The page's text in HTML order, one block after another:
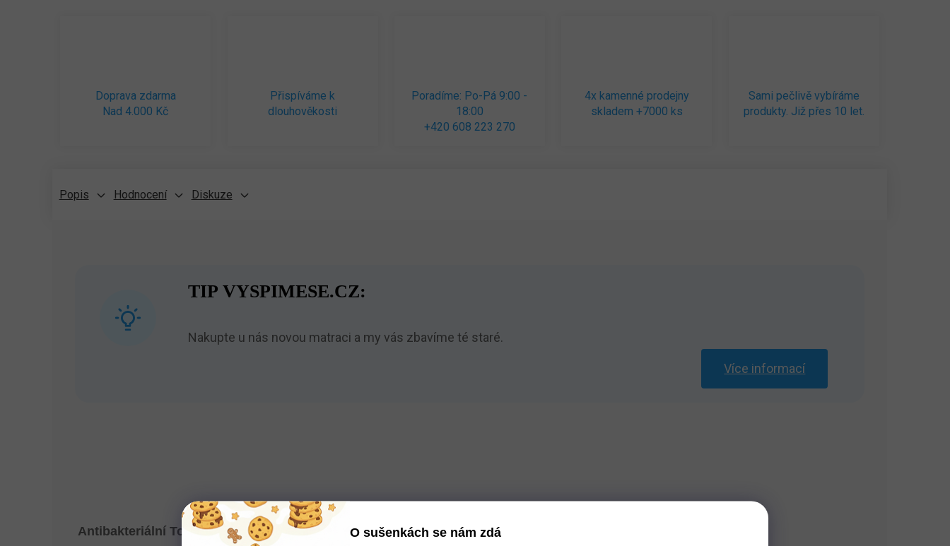
O sušenkách se nám zdá
Doprava zdarma
Nad 4.000 Kč
Přispíváme k
dlouhověkosti
Poradíme: Po-Pá 9:00 -
18:00
+420 608 223 270
4x kamenné prodejny
skladem +7000 ks
Sami pečlivě vybíráme
produkty. Již přes 10 let.
Popis Hodnocení Diskuze
TIP VYSPIMESE.CZ:
Nakupte u nás novou matraci a my vás zbavíme té staré.
Více informací
Antibakteriální Topper Dřevočal Agnes